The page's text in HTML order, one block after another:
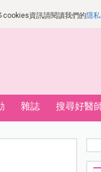
cookies資訊請閱讀我們的隱
雜誌 搜尋好醫